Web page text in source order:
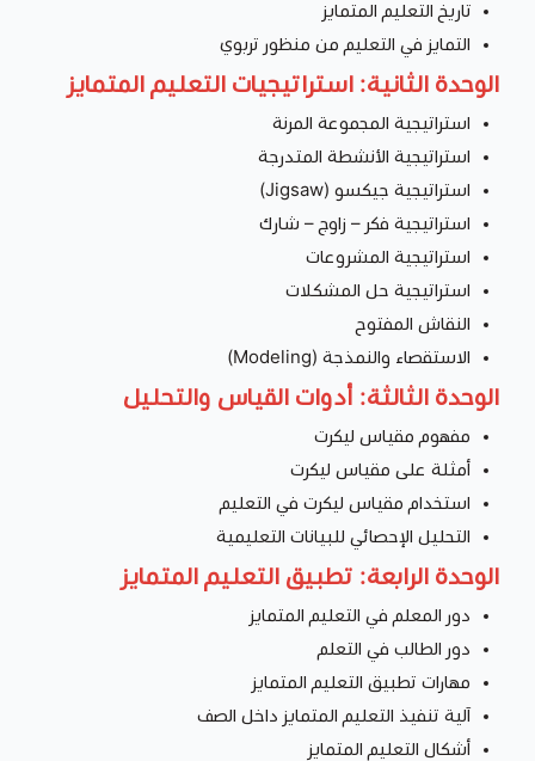
تاريخ التعليم المتمايز
التمايز في التعليم من منظور تربوي
الوحدة الثانية: استراتيجيات التعليم المتمايز
استراتيجية المجموعة المرنة
استراتيجية الأنشطة المتدرجة
استراتيجية جيكسو (Jigsaw)
استراتيجية فكر – زاوج – شارك
استراتيجية المشروعات
استراتيجية حل المشكلات
النقاش المفتوح
الاستقصاء والنمذجة (Modeling)
الوحدة الثالثة: أدوات القياس والتحليل
مفهوم مقياس ليكرت
أمثلة على مقياس ليكرت
استخدام مقياس ليكرت في التعليم
التحليل الإحصائي للبيانات التعليمية
الوحدة الرابعة: تطبيق التعليم المتمايز
دور المعلم في التعليم المتمايز
دور الطالب في التعلم
مهارات تطبيق التعليم المتمايز
آلية تنفيذ التعليم المتمايز داخل الصف
أشكال التعليم المتمايز